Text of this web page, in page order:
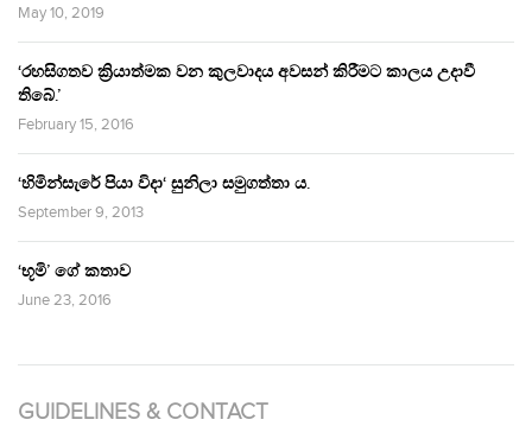
May 10, 2019
‘රහසිගතව ක්‍රියාත්මක වන කුලවාදය අවසන් කිරීමට කාලය උදාවී
තිබේ.’
February 15, 2016
‘හිමින්සැරේ පියා විදා‘ සුනිලා සමුගත්තා ය.
September 9, 2013
‘භූමි’ ගේ කතාව
June 23, 2016
GUIDELINES & CONTACT